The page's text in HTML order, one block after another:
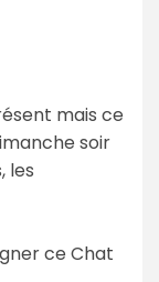
mais ce
soir
les
ce Chat